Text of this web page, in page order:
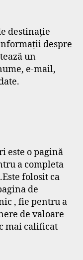
destinație
despre
un
e-mail,
este o pagină
a completa
folosit ca
de
, fie pentru a
de valoare
mai calificat